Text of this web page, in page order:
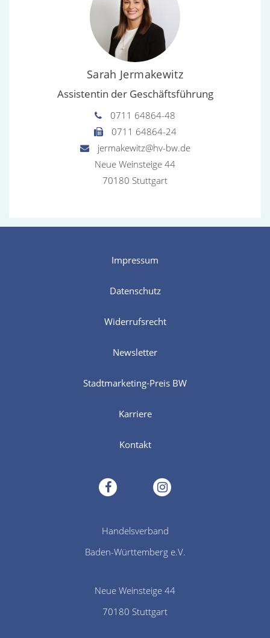
Sarah Jermakewitz
Assistentin der Geschäftsführung
0711 64864-48
0711 64864-24
jermakewitz@hv-bw.de
Neue Weinsteige 44
70180 Stuttgart
Impressum
Datenschutz
Widerrufsrecht
Newsletter
Stadtmarketing-Preis BW
Karriere
Kontakt
facebook instagram
Handelsverband
Baden-Württemberg e.V.
Neue Weinsteige 44
70180 Stuttgart